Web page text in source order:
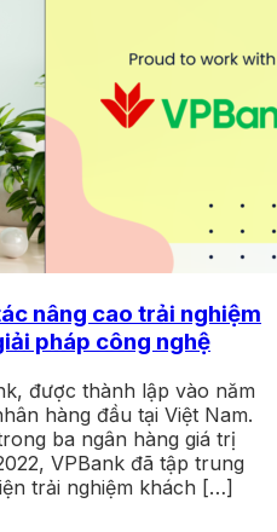
nâng cao trải nghiệm
pháp công nghệ
được thành lập vào năm
hàng đầu tại Việt Nam.
ba ngân hàng giá trị
VPBank đã tập trung
trải nghiệm khách […]